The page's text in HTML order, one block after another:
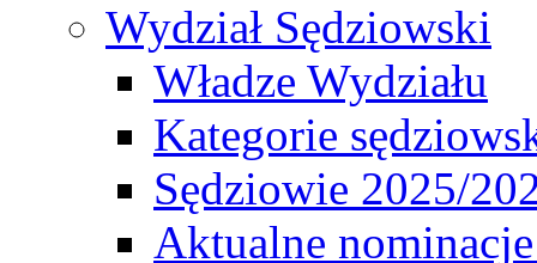
Wydział Sędziowski
Władze Wydziału
Kategorie
Sędziowie 2025/
Aktualne